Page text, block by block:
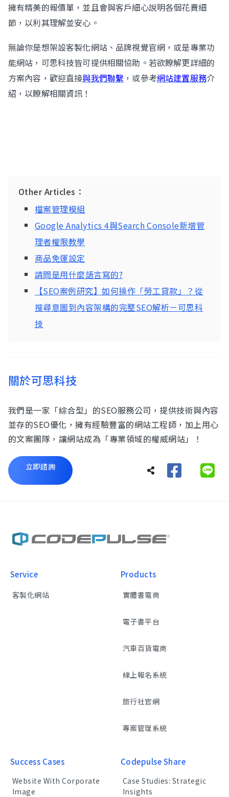
擁有精美的報價單，並且會與客戶細心說明各個花費細
節，以利其理解並安心。
無論你是想架設客製化網站、品牌視覺官網，或是專業功
能網站，可思科技皆可提供相關協助。若欲瞭解更詳細的
方案內容，歡迎直接與我們聯繫 ，或參考網站建置服務介
紹，以瞭解相關資訊！
Other Articles：
檔案管理模組
Google Analytics 4與Search Console新增管
理者權限教學
商品免運設定
請問是用什麼語言寫的?
【SEO案例研究】如何操作「勞工貸款」？從
搜尋意圖到內容架構的完整SEO解析－可思科
技
關於可思科技
我們是一家「綜合型」的SEO服務公司，提供技術與內容
並存的SEO優化，擁有經驗豐富的網站工程師，加上用心
的文案團隊，讓網站成為「專業領域的權威網站」！
立即諮詢
Service
客製化網站
Products
實體書電商
電子書平台
汽車百貨電商
線上報名系統
旅行社官網
專案管理系統
Success Cases
Website With Corporate
Image
Codepulse Share
Case Studies: Strategic
Insights